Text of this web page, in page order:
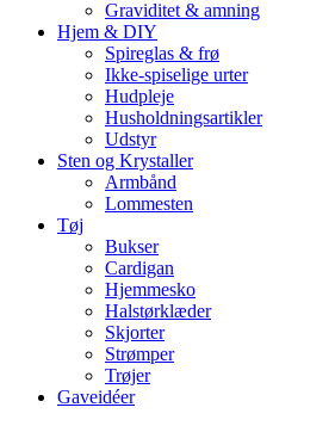
Graviditet & amning
Hjem & DIY
Spireglas & frø
Ikke-spiselige urter
Hudpleje
Husholdningsartikler
Udstyr
Sten og Krystaller
Armbånd
Lommesten
Tøj
Bukser
Cardigan
Hjemmesko
Halstørklæder
Skjorter
Strømper
Trøjer
Gaveidéer